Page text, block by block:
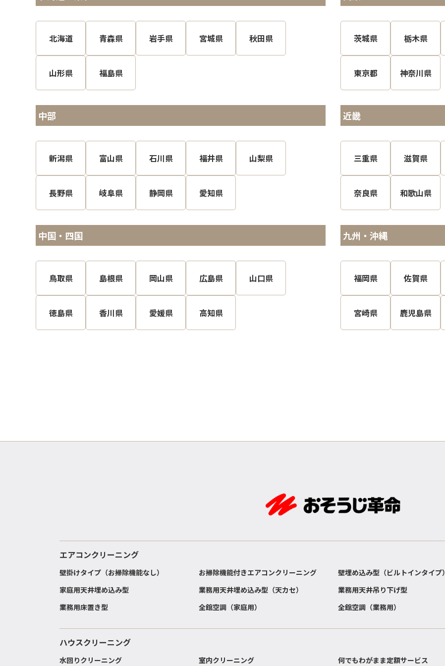
北海道 青森県 岩手県 宮城県 秋田県
山形県 福島県
茨城県 栃木県
東京都 神奈川県
中部
新潟県 富山県 石川県 福井県 山梨県
長野県 岐阜県 静岡県 愛知県
近畿
三重県 滋賀県
奈良県 和歌山県
中国・四国
鳥取県 島根県 岡山県 広島県 山口県
徳島県 香川県 愛媛県 高知県
九州・沖縄
福岡県 佐賀県
宮崎県 鹿児島県
エアコンクリーニング
壁掛けタイプ（お掃除機能なし） お掃除機能付きエアコンクリーニング 壁埋め込み型（ビルトインタイプ）
家庭用天井埋め込み型
業務用天井埋め込み型（天カセ） 業務用天井吊り下げ型
業務用床置き型
全館空調（家庭用） 全館空調（業務用）
ハウスクリーニング
水回りクリーニング
室内クリーニング
何でもわがまま定額サービス